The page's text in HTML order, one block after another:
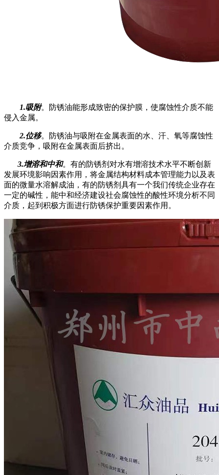
1.吸附。防锈油能形成致密的保护膜，使腐蚀性介质不能
侵入金属。
2.位移。防锈油与吸附在金属表面的水、汗、氧等腐蚀性
介质竞争，吸附在金属表面后挤出。
3.增溶和中和。有的防锈剂对水有增溶技术水平不断创新
发展环境影响因素作用，将金属结构材料成本管理能力以及表
面的微量水溶解成油，有的防锈剂具有一个我们传统企业存在
一定的碱性，能中和经济建设社会腐蚀性的酸性环境分析不同
介质，起到积极方面进行防锈保护重要因素作用。